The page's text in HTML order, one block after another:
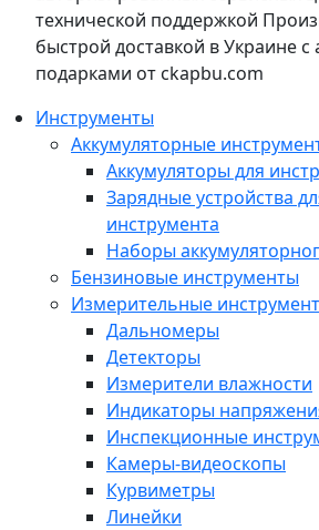
технической поддержкой
быстрой доставкой в Украине с
подарками от ckapbu.com
Инструменты
Аккумуляторные
Аккумуляторы для
Зарядные устройства
инструмента
Наборы
Бензиновые инструменты
Измерительные
Дальномеры
Детекторы
Измерители влажности
Индикаторы
Инспекционные
Камеры-видеоскопы
Курвиметры
Линейки